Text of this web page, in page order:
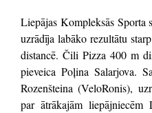
Liepājas Kompleksās Sporta
uzrādīja labāko rezultātu
distancē. Čili Pizza 400 m
pieveica Poļina Salarjova.
Rozenšteina (VeloRonis),
par ātrākajām